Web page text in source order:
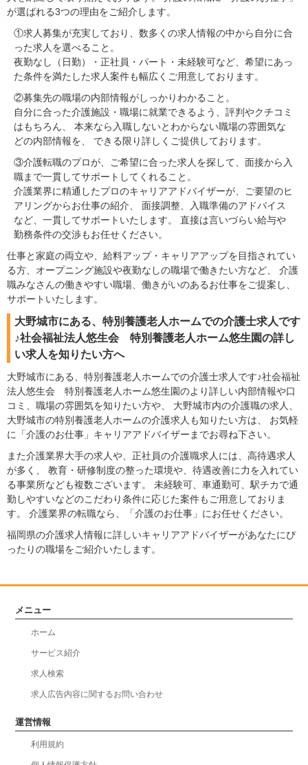
が選ばれる3つの理由をご紹介します。
①求人募集が充実しており、数多くの求人情報の中から自分に合
った求人を選べること。
夜勤なし（日勤）・正社員・パート・未経験可など、希望にあっ
た条件を満たした求人案件も幅広くご用意しております。
②募集先の職場の内部情報がしっかりわかること。
自分に合った介護施設・職場に就業できるよう、評判やクチコミ
はもちろん、 本来なら入職しないとわからない職場の雰囲気な
どの内部情報を、 できる限り詳しくご提供しております。
③介護転職のプロが、ご希望に合った求人を探して、面接から入
職まで一貫してサポートしてくれること。
介護業界に精通したプロのキャリアアドバイザーが、ご要望のヒ
アリングからお仕事の紹介、 面接調整、入職準備のアドバイス
など、一貫してサポートいたします。 直接は言いづらい給与や
勤務条件の交渉もお任せください。
仕事と家庭の両立や、給料アップ・キャリアアップを目指されてい
る方、オープニング施設や夜勤なしの職場で働きたい方など、 介護
職みなさんの働きやすい職場、働きがいのあるお仕事をご提案し、
サポートいたします。
大野城市にある、特別養護老人ホームでの介護士求人です
♪社会福祉法人悠生会 特別養護老人ホーム悠生園の詳し
い求人を知りたい方へ
大野城市にある、特別養護老人ホームでの介護士求人です♪社会福祉
法人悠生会 特別養護老人ホーム悠生園のより詳しい内部情報や口
コミ、職場の雰囲気を知りたい方や、 大野城市内の介護職の求人、
大野城市の特別養護老人ホームの介護求人も知りたい方は、 お気軽
に「介護のお仕事」キャリアアドバイザーまでお尋ね下さい。
また介護業界大手の求人や、正社員の介護職求人には、高待遇求人
が多く、 教育・研修制度の整った環境や、待遇改善に力を入れてい
る事業所なども複数ございます。 未経験可、車通勤可、駅チカで通
勤しやすいなどのこだわり条件に応じた案件もご用意しておりま
す。 介護業界の転職なら、「介護のお仕事」にお任せください。
福岡県の介護求人情報に詳しいキャリアアドバイザーがあなたにぴ
ったりの職場をご紹介いたします。
メニュー
ホーム
サービス紹介
求人検索
求人広告内容に関するお問い合わせ
運営情報
利用規約